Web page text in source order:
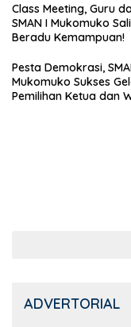
Class Meeting, Guru
SMAN I Mukomuko
Beradu Kemampuan!
Pesta Demokrasi,
Mukomuko Sukses
Pemilihan Ketua dan
ADVERTORIAL